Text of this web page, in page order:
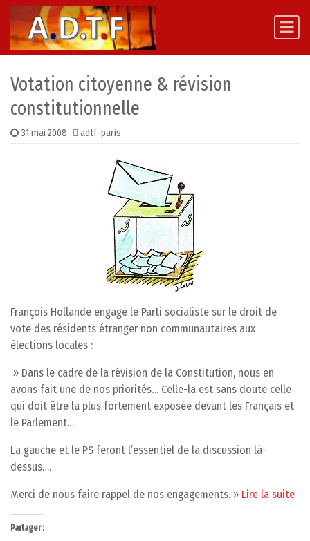
Skip to content
Main Navigation
Votation citoyenne & révision
constitutionnelle
31 mai 2008 adtf-paris
François Hollande engage le Parti socialiste sur le droit de
vote des résidents étranger non communautaires aux
élections locales :
» Dans le cadre de la révision de la Constitution, nous en
avons fait une de nos priorités… Celle-la est sans doute celle
qui doit être la plus fortement exposée devant les Français et
le Parlement…
La gauche et le PS feront l’essentiel de la discussion là-
dessus….
Merci de nous faire rappel de nos engagements. » Lire la suite
Partager :